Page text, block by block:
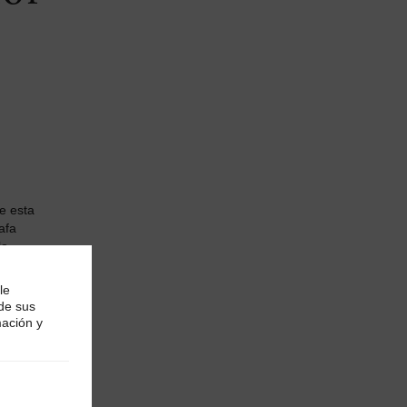
esta
y
de
obra
sus
y